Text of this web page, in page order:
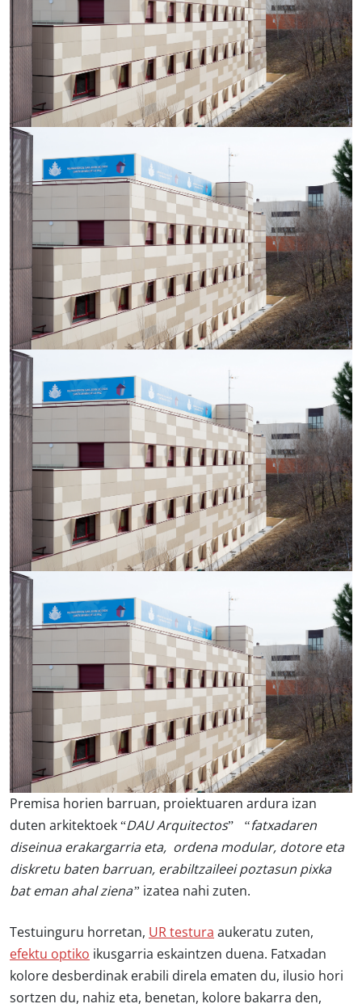
Premisa horien barruan, proiektuaren ardura izan
duten arkitektoek “DAU Arquitectos”
“fatxadaren
diseinua erakargarria eta, ordena modular, dotore eta
diskretu baten barruan, erabiltzaileei poztasun pixka
bat eman ahal ziena” izatea nahi zuten.
Testuinguru horretan, UR testura aukeratu zuten,
efektu optiko ikusgarria eskaintzen duena. Fatxadan
kolore desberdinak erabili direla ematen du, ilusio hori
sortzen du, nahiz eta, benetan, kolore bakarra den,